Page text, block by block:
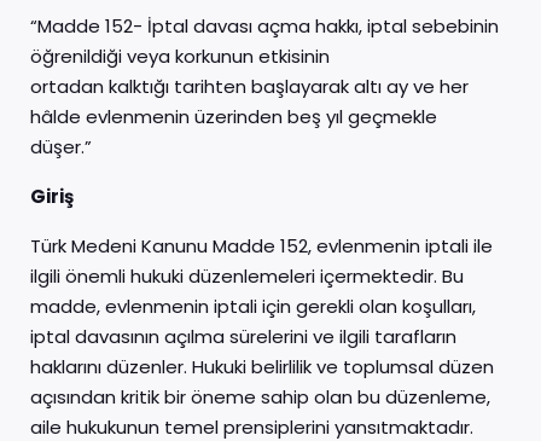
“Madde 152- İptal davası açma hakkı, iptal sebebinin
öğrenildiği veya korkunun etkisinin
ortadan kalktığı tarihten başlayarak altı ay ve her
hâlde evlenmenin üzerinden beş yıl geçmekle
düşer.”
Giriş
Türk Medeni Kanunu Madde 152, evlenmenin iptali ile
ilgili önemli hukuki düzenlemeleri içermektedir. Bu
madde, evlenmenin iptali için gerekli olan koşulları,
iptal davasının açılma sürelerini ve ilgili tarafların
haklarını düzenler. Hukuki belirlilik ve toplumsal düzen
açısından kritik bir öneme sahip olan bu düzenleme,
aile hukukunun temel prensiplerini yansıtmaktadır.